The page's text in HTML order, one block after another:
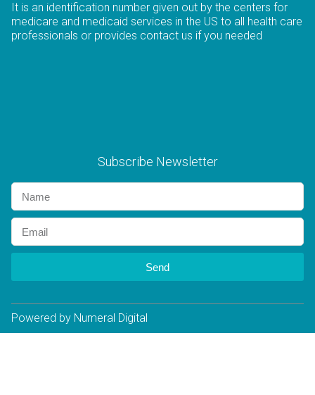
It is an identification number given out by the centers for
medicare and medicaid services in the US to all health care
professionals or provides contact us if you needed
Subscribe Newsletter
Send
Powered by Numeral Digital